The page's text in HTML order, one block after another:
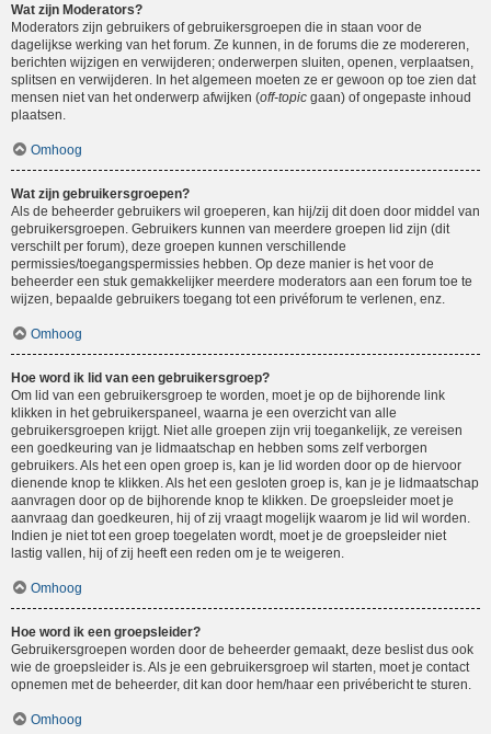
Wat zijn Moderators?
Moderators zijn gebruikers of gebruikersgroepen die in staan voor de
dagelijkse werking van het forum. Ze kunnen, in de forums die ze modereren,
berichten wijzigen en verwijderen; onderwerpen sluiten, openen, verplaatsen,
splitsen en verwijderen. In het algemeen moeten ze er gewoon op toe zien dat
mensen niet van het onderwerp afwijken (off-topic gaan) of ongepaste inhoud
plaatsen.
Omhoog
Wat zijn gebruikersgroepen?
Als de beheerder gebruikers wil groeperen, kan hij/zij dit doen door middel van
gebruikersgroepen. Gebruikers kunnen van meerdere groepen lid zijn (dit
verschilt per forum), deze groepen kunnen verschillende
permissies/toegangspermissies hebben. Op deze manier is het voor de
beheerder een stuk gemakkelijker meerdere moderators aan een forum toe te
wijzen, bepaalde gebruikers toegang tot een privéforum te verlenen, enz.
Omhoog
Hoe word ik lid van een gebruikersgroep?
Om lid van een gebruikersgroep te worden, moet je op de bijhorende link
klikken in het gebruikerspaneel, waarna je een overzicht van alle
gebruikersgroepen krijgt. Niet alle groepen zijn vrij toegankelijk, ze vereisen
een goedkeuring van je lidmaatschap en hebben soms zelf verborgen
gebruikers. Als het een open groep is, kan je lid worden door op de hiervoor
dienende knop te klikken. Als het een gesloten groep is, kan je je lidmaatschap
aanvragen door op de bijhorende knop te klikken. De groepsleider moet je
aanvraag dan goedkeuren, hij of zij vraagt mogelijk waarom je lid wil worden.
Indien je niet tot een groep toegelaten wordt, moet je de groepsleider niet
lastig vallen, hij of zij heeft een reden om je te weigeren.
Omhoog
Hoe word ik een groepsleider?
Gebruikersgroepen worden door de beheerder gemaakt, deze beslist dus ook
wie de groepsleider is. Als je een gebruikersgroep wil starten, moet je contact
opnemen met de beheerder, dit kan door hem/haar een privébericht te sturen.
Omhoog